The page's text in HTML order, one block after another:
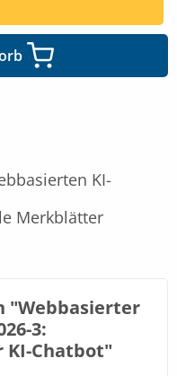
KI-
Merkblätter
"Webbasierter
3:
KI-Chatbot"